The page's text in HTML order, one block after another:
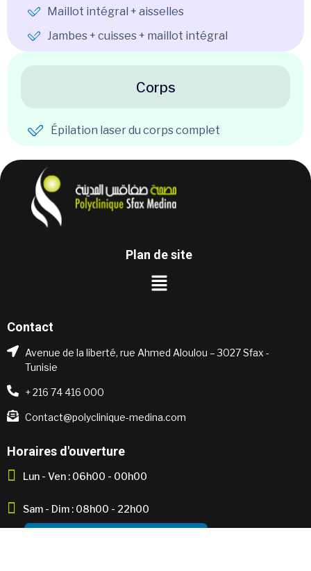
Maillot intégral + aisselles
Jambes + cuisses + maillot intégral
Corps
Épilation laser du corps complet
Plan de site
Contact
Avenue de la liberté, rue Ahmed Aloulou – 3027 Sfax -
Tunisie
+ 216 74 416 000
Contact@polyclinique-medina.com
Horaires d'ouverture
Lun - Ven : 06h00 - 00h00
Sam - Dim : 08h00 - 22h00